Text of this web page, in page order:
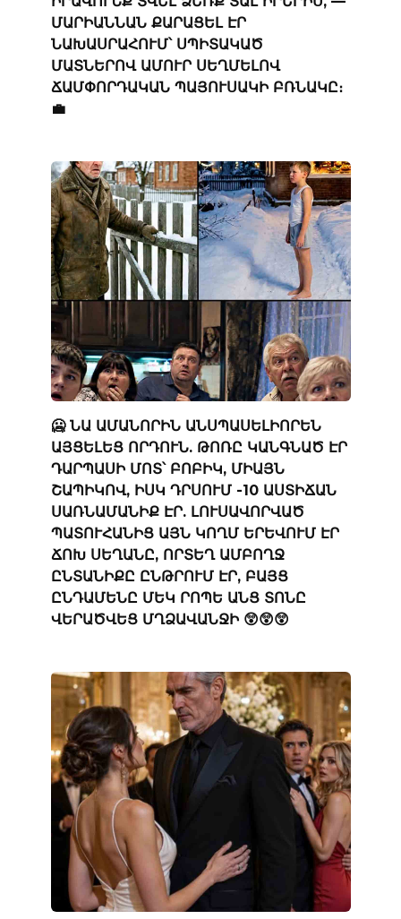
ՄԱՐԻԱՆՆԱՆ ՔԱՐԱՑԵԼ ԷՐ
ՆԱԽԱՍՐԱՀՈՒՄ՝ ՍՊԻՏԱԿԱԾ
ՄԱՏՆԵՐՈՎ ԱՄՈՒՐ ՍԵՂՄԵԼՈՎ
ՃԱՄՓՈՐԴԱԿԱՆ ՊԱՅՈՒՍԱԿԻ ԲՌՆԱԿԸ։
💼
🥶 ՆԱ ԱՄԱՆՈՐԻՆ ԱՆՍՊԱՍԵԼԻՈՐԵՆ
ԱՅՑԵԼԵՑ ՈՐԴՈՒՆ. ԹՈՌԸ ԿԱՆԳՆԱԾ ԷՐ
ԴԱՐՊԱՍԻ ՄՈՏ՝ ԲՈԲԻԿ, ՄԻԱՅՆ
ՇԱՊԻԿՈՎ, ԻՍԿ ԴՐՍՈՒՄ -10 ԱՍՏԻՃԱՆ
ՍԱՌՆԱՄԱՆԻՔ ԷՐ. ԼՈՒՍԱՎՈՐՎԱԾ
ՊԱՏՈՒՀԱՆԻՑ ԱՅՆ ԿՈՂՄ ԵՐԵՎՈՒՄ ԷՐ
ՃՈԽ ՍԵՂԱՆԸ, ՈՐՏԵՂ ԱՄԲՈՂՋ
ԸՆՏԱՆԻՔԸ ԸՆԹՐՈՒՄ ԷՐ, ԲԱՅՑ
ԸՆԴԱՄԵՆԸ ՄԵԿ ՐՈՊԵ ԱՆՑ ՏՈՆԸ
ՎԵՐԱԾՎԵՑ ՄՂՁԱՎԱՆՋԻ 😲😲😲